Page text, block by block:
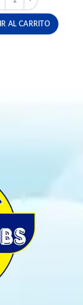
X 250 GR cantidad
AL CARRITO